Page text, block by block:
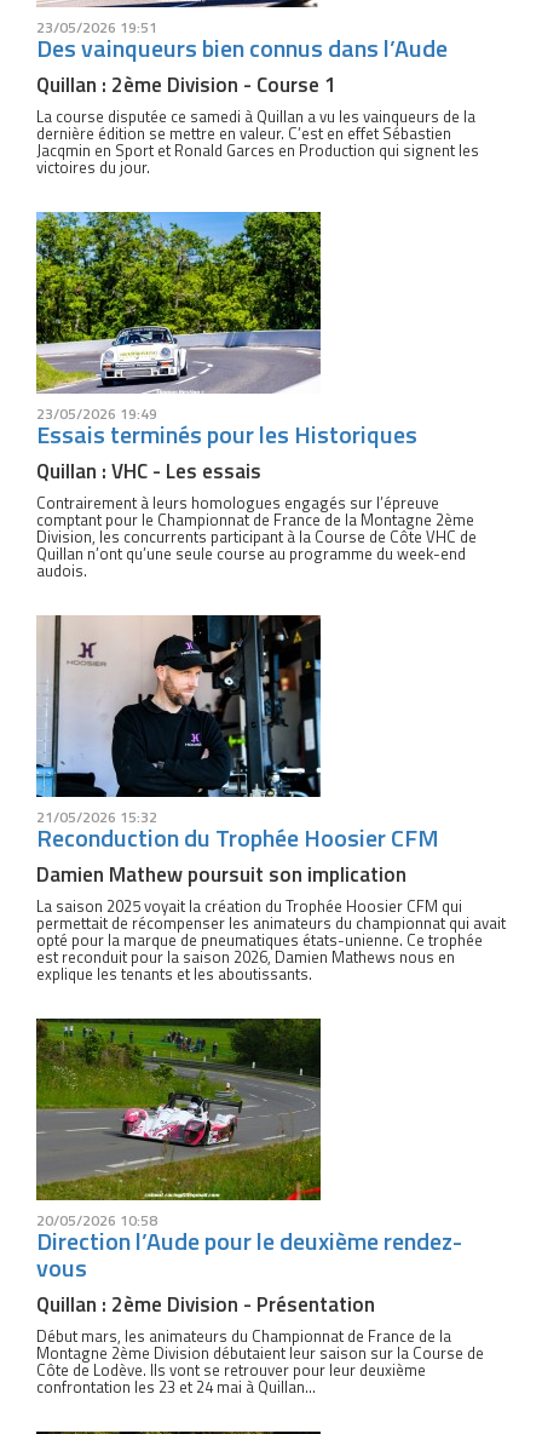
23/05/2026 19:51
Des vainqueurs bien connus dans l’Aude
Quillan : 2ème Division - Course 1
La course disputée ce samedi à Quillan a vu les vainqueurs de la
dernière édition se mettre en valeur. C’est en effet Sébastien
Jacqmin en Sport et Ronald Garces en Production qui signent les
victoires du jour.
23/05/2026 19:49
Essais terminés pour les Historiques
Quillan : VHC - Les essais
Contrairement à leurs homologues engagés sur l’épreuve
comptant pour le Championnat de France de la Montagne 2ème
Division, les concurrents participant à la Course de Côte VHC de
Quillan n’ont qu’une seule course au programme du week-end
audois.
21/05/2026 15:32
Reconduction du Trophée Hoosier CFM
Damien Mathew poursuit son implication
La saison 2025 voyait la création du Trophée Hoosier CFM qui
permettait de récompenser les animateurs du championnat qui avait
opté pour la marque de pneumatiques états-unienne. Ce trophée
est reconduit pour la saison 2026, Damien Mathews nous en
explique les tenants et les aboutissants.
20/05/2026 10:58
Direction l’Aude pour le deuxième rendez-
vous
Quillan : 2ème Division - Présentation
Début mars, les animateurs du Championnat de France de la
Montagne 2ème Division débutaient leur saison sur la Course de
Côte de Lodève. Ils vont se retrouver pour leur deuxième
confrontation les 23 et 24 mai à Quillan...